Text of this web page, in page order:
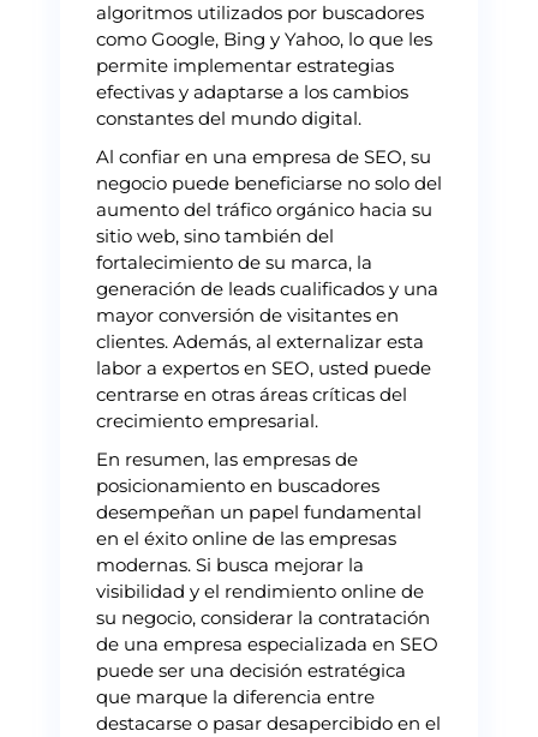
algoritmos utilizados por buscadores
como Google, Bing y Yahoo, lo que les
permite implementar estrategias
efectivas y adaptarse a los cambios
constantes del mundo digital.
Al confiar en una empresa de SEO, su
negocio puede beneficiarse no solo del
aumento del tráfico orgánico hacia su
sitio web, sino también del
fortalecimiento de su marca, la
generación de leads cualificados y una
mayor conversión de visitantes en
clientes. Además, al externalizar esta
labor a expertos en SEO, usted puede
centrarse en otras áreas críticas del
crecimiento empresarial.
En resumen, las empresas de
posicionamiento en buscadores
desempeñan un papel fundamental
en el éxito online de las empresas
modernas. Si busca mejorar la
visibilidad y el rendimiento online de
su negocio, considerar la contratación
de una empresa especializada en SEO
puede ser una decisión estratégica
que marque la diferencia entre
destacarse o pasar desapercibido en el